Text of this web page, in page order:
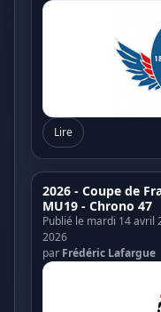
Lire
2026 - Coupe de
MU19 - Chrono 47
Publié le mardi 14
2026
par Frédéric Lafargue